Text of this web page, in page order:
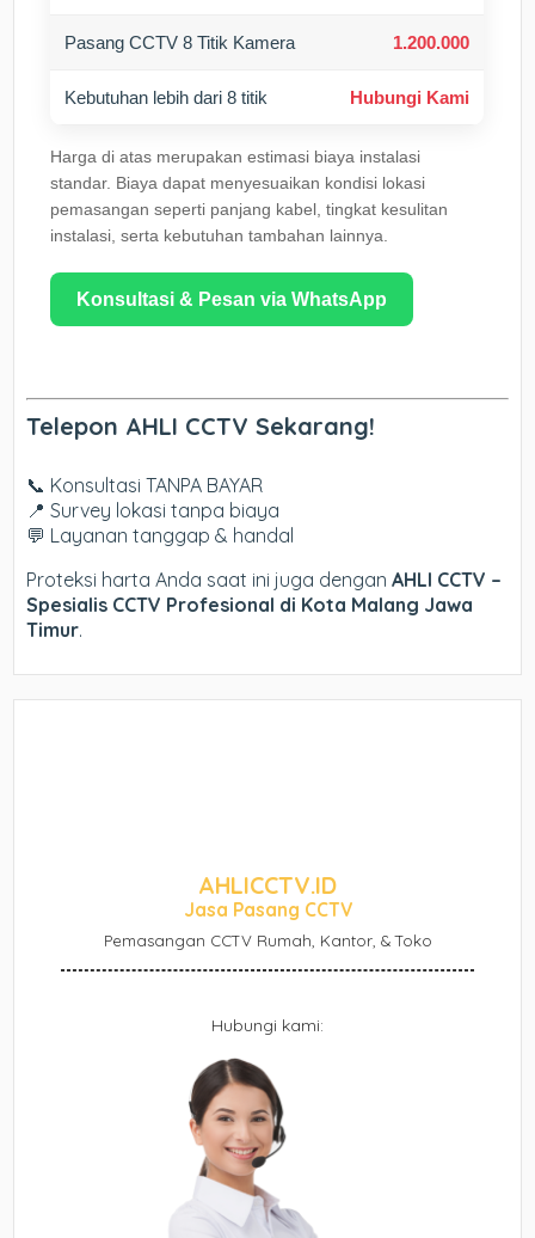
Pasang CCTV 8 Titik Kamera 1.200.000
Kebutuhan lebih dari 8 titik Hubungi Kami
Harga di atas merupakan estimasi biaya instalasi
standar. Biaya dapat menyesuaikan kondisi lokasi
pemasangan seperti panjang kabel, tingkat kesulitan
instalasi, serta kebutuhan tambahan lainnya.
Konsultasi & Pesan via WhatsApp
Telepon AHLI CCTV Sekarang!
📞 Konsultasi TANPA BAYAR
📍 Survey lokasi tanpa biaya
💬 Layanan tanggap & handal
Proteksi harta Anda saat ini juga denganAHLI CCTV –
Spesialis CCTV Profesional di Kota Malang Jawa
Timur.
AHLICCTV.ID
Jasa Pasang CCTV
Pemasangan CCTV Rumah, Kantor, & Toko
Hubungi kami: